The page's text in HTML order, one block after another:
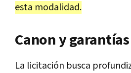
esta modalidad.
Canon y
La licitación busca